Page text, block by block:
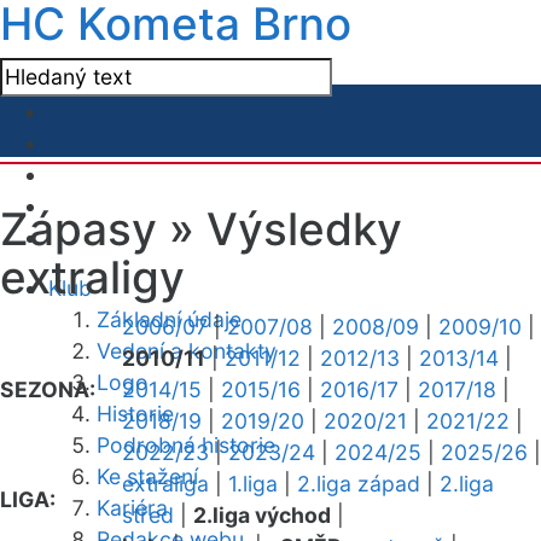
HC Kometa Brno
Klub
Základní údaje
Vedení a kontakty
Logo
Historie
Podrobná historie
Ke stažení
Kariéra
Zápasy » Výsledky
extraligy
SEZONA:
2006/07|2007/08 2008/09 2009/10
2010/11|2011/12 2012/13 2013/14
2014/15
2015/16 2016/17 2017/18
2018/19
2019/20 2020/21 2021/22
2022/23|2023/24 2024/25 2025/26
LIGA:
extraliga 1.liga 2.liga západ
2.liga
střed
2.liga východ